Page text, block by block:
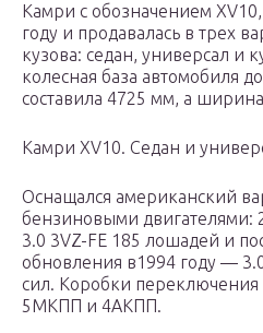
Камри с обозначением
году и продавалась в трех
кузова: седан, универсал и
колесная база автомобиля
составила 4725 мм, а
Камри XV10. Седан и
Оснащался американский
бензиновыми двигателями:
3.0 3VZ-FE 185 лошадей и
обновления в1994 году —
сил. Коробки
5МКПП и 4АКПП.